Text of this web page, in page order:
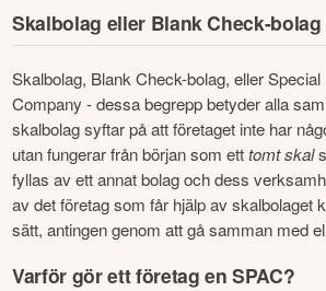
Skalbolag eller Blank Check-bolag
Skalbolag, Blank Check-bolag, eller
Company - dessa begrepp betyder alla
skalbolag syftar på att företaget inte har
utan fungerar från början som ett tomt skal
fyllas av ett annat bolag och dess
av det företag som får hjälp av skalbolaget
sätt, antingen genom att gå samman med
Varför gör ett företag en SPAC?